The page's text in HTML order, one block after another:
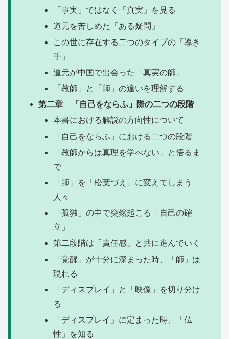
「事実」ではなく「真実」を見る
道元を苦しめた「ある疑問」
この世に存在する二つのタイプの「導き
手」
道元が中国で出会った「真実の師」
「教師」と「師」の違いを理解する
第二章 「自己をならふ」際の二つの段階
本書における解説の方向性について
「自己をならふ」における二つの段階
「教師からは真理を学べない」と悟るま
で
「師」を「松葉づえ」に変えてしまう
人々
「孤独」の中で突然起こる「自己の確
立」
第二段階は「責任感」と共に進んでいく
「覚醒」が十分に深まった時、「師」は
現れる
「ディスプレイ」と「映像」を切り分け
る
「ディスプレイ」に定まった時、「仏
性」を知る